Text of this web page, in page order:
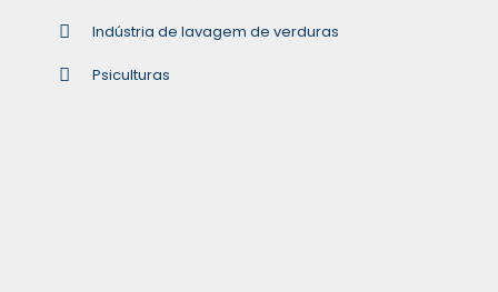
Indústria de lavagem de verduras
Psiculturas